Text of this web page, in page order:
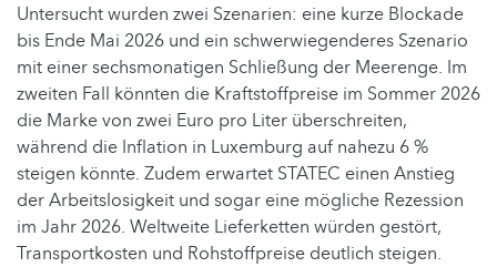
Untersucht wurden zwei Szenarien: eine kurze Blockade
bis Ende Mai 2026 und ein schwerwiegenderes Szenario
mit einer sechsmonatigen Schließung der Meerenge. Im
zweiten Fall könnten die Kraftstoffpreise im Sommer 2026
die Marke von zwei Euro pro Liter überschreiten,
während die Inflation in Luxemburg auf nahezu 6 %
steigen könnte. Zudem erwartet STATEC einen Anstieg
der Arbeitslosigkeit und sogar eine mögliche Rezession
im Jahr 2026. Weltweite Lieferketten würden gestört,
Transportkosten und Rohstoffpreise deutlich steigen.